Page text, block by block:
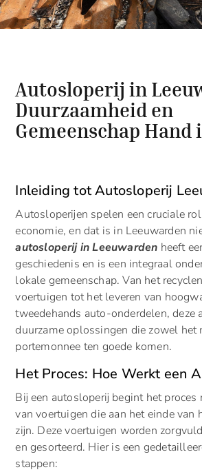
Autosloperij in
Duurzaamheid en
Gemeenschap Hand
Inleiding tot Autosloperij
Autosloperijen spelen een cruciale
economie, en dat is in Leeuwarden
autosloperij in Leeuwarden heeft
geschiedenis en is een integraal
lokale gemeenschap. Van het
voertuigen tot het leveren van
tweedehands auto-onderdelen, deze
duurzame oplossingen die zowel het
portemonnee ten goede komen.
Het Proces: Hoe Werkt een
Bij een autosloperij begint het proces
van voertuigen die aan het einde van
zijn. Deze voertuigen worden
en gesorteerd. Hier is een
stappen: